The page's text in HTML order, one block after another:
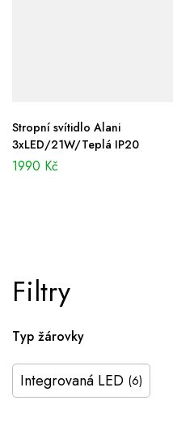
Filtry
Typ žárovky
Integrovaná LED (6)
Stropní svítidlo Alani
3xLED/21W/Teplá IP20
1990 Kč